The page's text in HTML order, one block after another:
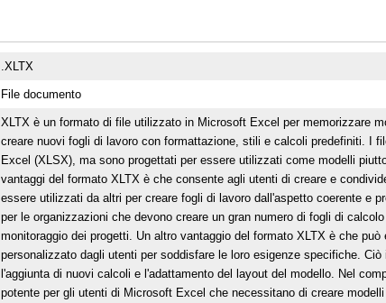
.XLTX
File documento
XLTX è un formato di file utilizzato in Microsoft Excel per memorizzare
creare nuovi fogli di lavoro con formattazione, stili e calcoli predefiniti. I
Excel (XLSX), ma sono progettati per essere utilizzati come modelli
vantaggi del formato XLTX è che consente agli utenti di creare e
essere utilizzati da altri per creare fogli di lavoro dall'aspetto coerente e
per le organizzazioni che devono creare un gran numero di fogli di
monitoraggio dei progetti. Un altro vantaggio del formato XLTX è che
personalizzato dagli utenti per soddisfare le loro esigenze specifiche.
l'aggiunta di nuovi calcoli e l'adattamento del layout del modello. Nel
potente per gli utenti di Microsoft Excel che necessitano di creare